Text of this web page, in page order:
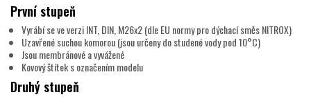
První stupeň
Vyrábí se ve verzi INT, DIN, M26x2 (dle EU normy pro dýchací směs NITROX)
Uzavřené suchou komorou (jsou určeny do studené vody pod 10°C)
Jsou membránové a vyvážené
Kovový štítek s označením modelu
Druhý stupeň